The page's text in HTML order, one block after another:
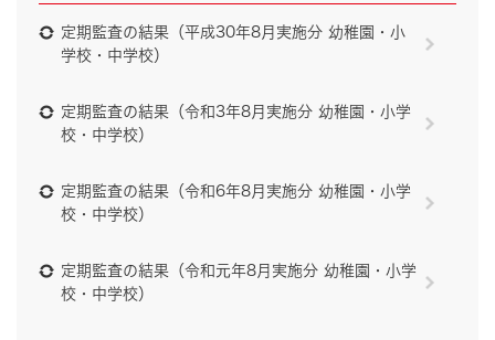
定期監査の結果（平成30年8月実施分 幼稚園・小
学校・中学校）
定期監査の結果（令和3年8月実施分 幼稚園・小学
校・中学校）
定期監査の結果（令和6年8月実施分 幼稚園・小学
校・中学校）
定期監査の結果（令和元年8月実施分 幼稚園・小学
校・中学校）